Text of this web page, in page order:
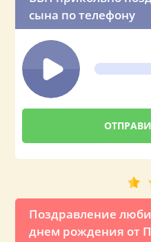
сына по телефону
Поздравление
днем рождения от